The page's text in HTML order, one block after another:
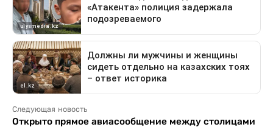
Следующая новость
Открыто прямое авиасообщение между столицами